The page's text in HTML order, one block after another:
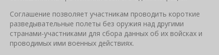
Соглашение позволяет участникам проводить короткие
разведывательные полеты без оружия над другими
странами-участниками для сбора данных об их войсках и
проводимых ими военных действиях.